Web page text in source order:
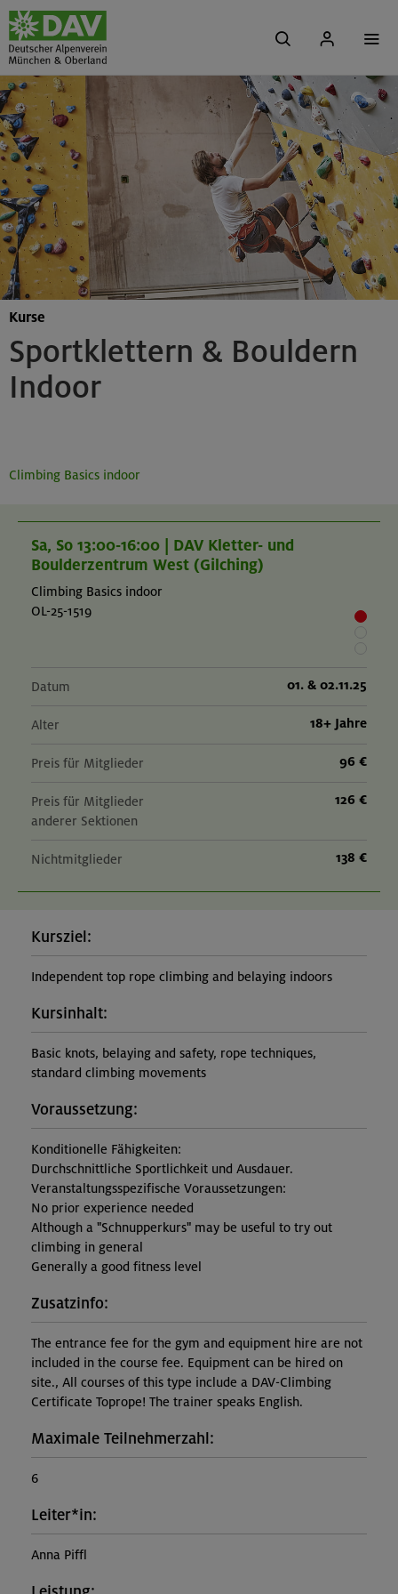
Sportklettern & Bouldern
Indoor
Kurse
Climbing Basics indoor
Sa, So 13:00-16:00 | DAV Kletter- und
Boulderzentrum West (Gilching)
Climbing Basics indoor
OL-25-1519
Datum 01. & 02.11.25
Alter 18+ Jahre
Preis für Mitglieder 96 €
Preis für Mitglieder
anderer Sektionen
126 €
Nichtmitglieder 138 €
Kursziel:
Independent top rope climbing and belaying indoors
Kursinhalt:
Basic knots, belaying and safety, rope techniques,
standard climbing movements
Voraussetzung:
Konditionelle Fähigkeiten:
Durchschnittliche Sportlichkeit und Ausdauer.
Veranstaltungsspezifische Voraussetzungen:
No prior experience needed
Although a "Schnupperkurs" may be useful to try out
climbing in general
Generally a good fitness level
Zusatzinfo:
The entrance fee for the gym and equipment hire are not
included in the course fee. Equipment can be hired on
site., All courses of this type include a DAV-Climbing
Certificate Toprope! The trainer speaks English.
Maximale Teilnehmerzahl:
6
Leiter*in:
Anna Piffl